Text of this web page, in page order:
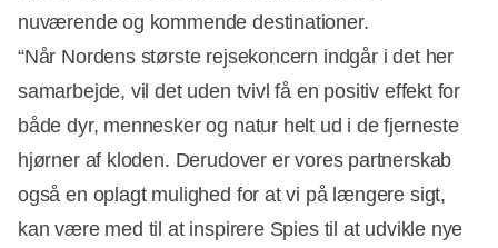
nuværende og kommende destinationer.
“Når Nordens største rejsekoncern indgår i det her
samarbejde, vil det uden tvivl få en positiv effekt for
både dyr, mennesker og natur helt ud i de fjerneste
hjørner af kloden. Derudover er vores partnerskab
også en oplagt mulighed for at vi på længere sigt,
kan være med til at inspirere Spies til at udvikle nye